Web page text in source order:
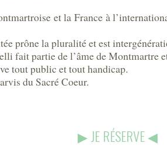
et la France à
prône la pluralité et est
fait partie de l’âme de Montmartre
tout public et tout handicap.
du Sacré Coeur.
▶︎JE RÉSERVE◀︎